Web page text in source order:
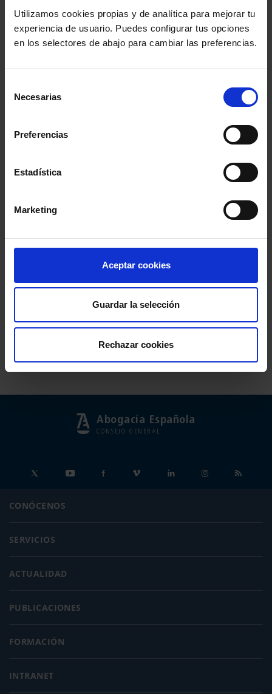
Utilizamos cookies propias y de analítica para mejorar tu
experiencia de usuario. Puedes configurar tus opciones
en los selectores de abajo para cambiar las preferencias.
Necesarias
Preferencias
Estadística
Marketing
Aceptar cookies
Guardar la selección
Rechazar cookies
Abogacía Española
CONSEJO GENERAL
CONÓCENOS
SERVICIOS
ACTUALIDAD
PUBLICACIONES
FORMACIÓN
INTRANET